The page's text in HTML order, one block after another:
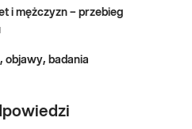
i mężczyzn – przebieg
objawy, badania